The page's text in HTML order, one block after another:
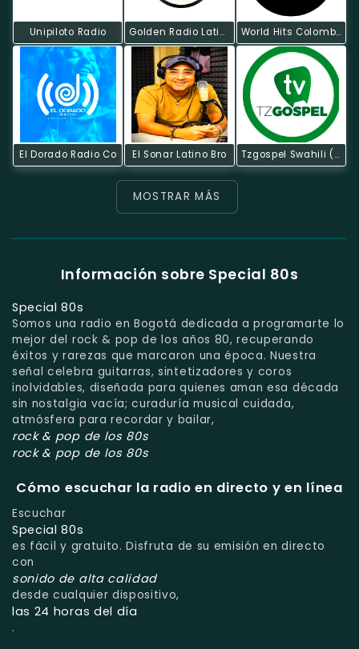
Unipiloto Radio Golden Radio Latina World Hits Colombia
El Dorado Radio Co El Sonar Latino Bro Tzgospel Swahili (colombia)
MOSTRAR MÁS
Información sobre Special 80s
Special 80s
Somos una radio en Bogotá dedicada a programarte lo
mejor del rock & pop de los años 80, recuperando
éxitos y rarezas que marcaron una época. Nuestra
señal celebra guitarras, sintetizadores y coros
inolvidables, diseñada para quienes aman esa década
sin nostalgia vacía; curaduría musical cuidada,
atmósfera para recordar y bailar,
rock & pop de los 80s
rock & pop de los 80s
Cómo escuchar la radio en directo y en línea
Escuchar
Special 80s
es fácil y gratuito. Disfruta de su emisión en directo
con
sonido de alta calidad
desde cualquier dispositivo,
las 24 horas del día
.